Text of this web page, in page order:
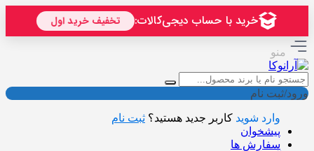
منو
ورود/ثبت نام
وارد شوید کاربر جدید هستید؟ ثبت نام
پیشخوان
سفارش ها